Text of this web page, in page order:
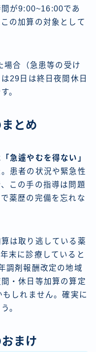
が9:00~16:00であ
の加算の対象として
場合（急患等の受け
29日は終日夜間休日
。
とめ
「急遽やむを得ない」
患者の状況や緊急性
この手の指導は問題
薬歴の完備を忘れな
は取り逃している薬
末に診療していると
調剤報酬改定の地域
・休日等加算の算定
しれません。確実に
。
まけ